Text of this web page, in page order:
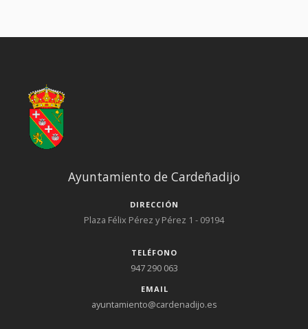
Ayuntamiento de Cardeñadijo
DIRECCIÓN
Plaza Félix Pérez y Pérez 1 - 09194
TELÉFONO
947 290 063
EMAIL
ayuntamiento@cardenadijo.es